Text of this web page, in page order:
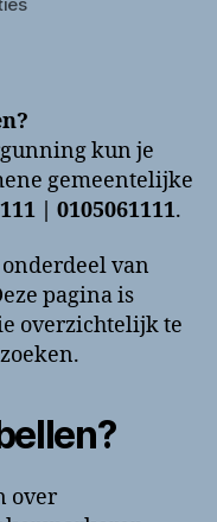
en
contactinformatie
kun je
gemeentelijke
| 0105061111.
van
pagina is
overzichtelijk te
over